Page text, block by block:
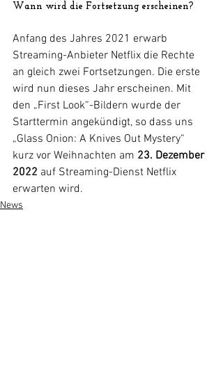
Wann wird die Fortsetzung erscheinen?
Anfang des Jahres 2021 erwarb
Streaming-Anbieter Netflix die Rechte
an gleich zwei Fortsetzungen. Die erste
wird nun dieses Jahr erscheinen. Mit
den „First Look“-Bildern wurde der
Starttermin angekündigt, so dass uns
„Glass Onion: A Knives Out Mystery“
kurz vor Weihnachten am 23. Dezember
2022 auf Streaming-Dienst Netflix
erwarten wird.
News